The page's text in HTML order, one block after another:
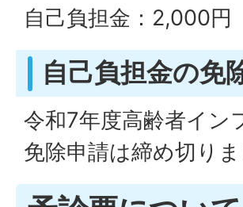
自己負担金：2,000円
自己負担金の免
令和7年度高齢者イン
免除申請は締め切りま